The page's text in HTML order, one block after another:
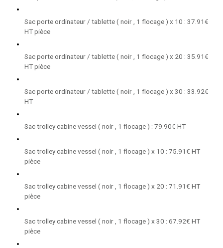
Sac porte ordinateur / tablette ( noir , 1 flocage ) x 10 : 37.91€
HT pièce
Sac porte ordinateur / tablette ( noir , 1 flocage ) x 20 : 35.91€
HT pièce
Sac porte ordinateur / tablette ( noir , 1 flocage ) x 30 : 33.92€
HT
Sac trolley cabine vessel ( noir , 1 flocage ) : 79.90€ HT
Sac trolley cabine vessel ( noir , 1 flocage ) x 10 : 75.91€ HT
pièce
Sac trolley cabine vessel ( noir , 1 flocage ) x 20 : 71.91€ HT
pièce
Sac trolley cabine vessel ( noir , 1 flocage ) x 30 : 67.92€ HT
pièce